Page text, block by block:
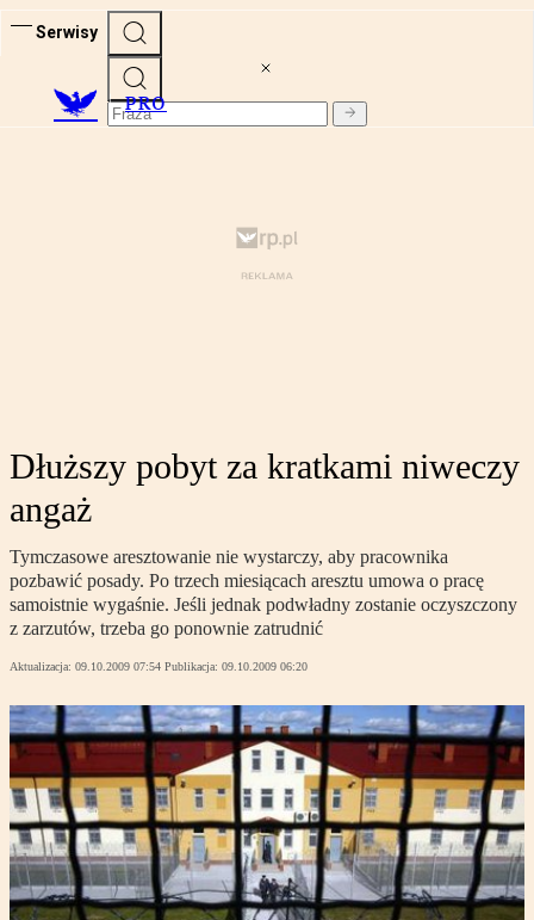
Serwisy
PRO
Dłuższy pobyt za kratkami niweczy
angaż
Tymczasowe aresztowanie nie wystarczy, aby pracownika
pozbawić posady. Po trzech miesiącach aresztu umowa o pracę
samoistnie wygaśnie. Jeśli jednak podwładny zostanie oczyszczony
z zarzutów, trzeba go ponownie zatrudnić
Aktualizacja: 09.10.2009 07:54 Publikacja: 09.10.2009 06:20